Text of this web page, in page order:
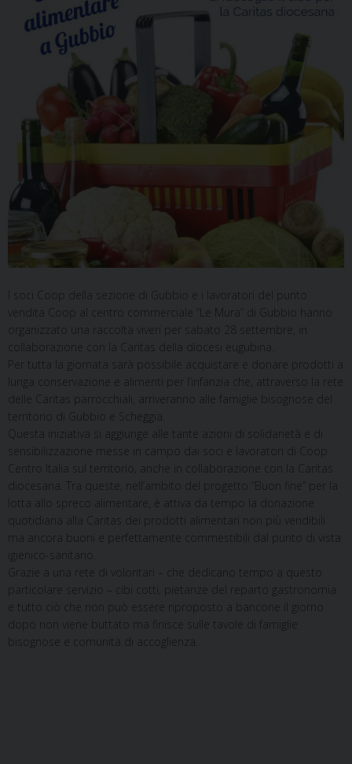
I soci Coop della sezione di Gubbio e i lavoratori del punto
vendita Coop al centro commerciale “Le Mura” di Gubbio hanno
organizzato una raccolta viveri per sabato 28 settembre, in
collaborazione con la Caritas della diocesi eugubina.
Per tutta la giornata sarà possibile acquistare e donare prodotti a
lunga conservazione e alimenti per l’infanzia che, attraverso la rete
delle Caritas parrocchiali, arriveranno alle famiglie bisognose del
territorio di Gubbio e Scheggia.
Questa iniziativa si aggiunge alle tante azioni di solidarietà e di
sensibilizzazione messe in campo dai soci e lavoratori di Coop
Centro Italia sul territorio, anche in collaborazione con la Caritas
diocesana. Tra queste, nell’ambito del progetto “Buon fine” per la
lotta allo spreco alimentare, è attiva da tempo la donazione
quotidiana alla Caritas dei prodotti alimentari non più vendibili
ma ancora buoni e perfettamente commestibili dal punto di vista
igienico-sanitario.
Grazie a una rete di volontari – che dedicano tempo a questo
particolare servizio – cibi cotti, pietanze del reparto gastronomia
e tutto ciò che non può essere riproposto a bancone il giorno
dopo non viene buttato ma finisce sulle tavole di famiglie
bisognose e comunità di accoglienza.